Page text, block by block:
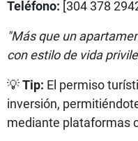
Teléfono: [304 378
"Más que un
con estilo de vida
💡Tip: El permiso
inversión,
mediante plataformas